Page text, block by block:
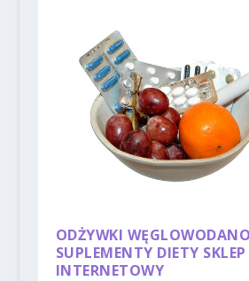
ODŻYWKI
SUPLEMENTY DIETY SKLEP
INTERNETOWY